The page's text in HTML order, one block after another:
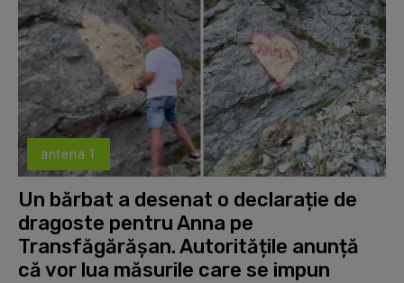
antena 1
Un bărbat a desenat o declarație de
dragoste pentru Anna pe
Transfăgărășan. Autoritățile anunță
că vor lua măsurile care se impun